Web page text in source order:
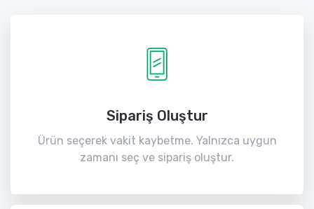
Sipariş Oluştur
Ürün seçerek vakit kaybetme. Yalnızca uygun
zamanı seç ve sipariş oluştur.